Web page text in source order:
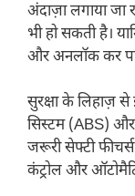
अंदाज़ा लगाया जा
भी हो सकती है।
और अनलॉक कर
सुरक्षा के लिहाज़
सिस्टम (ABS) और
जरूरी सेफ्टी
कंट्रोल और